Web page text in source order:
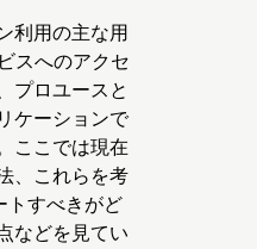
利用の主な用
スへのアクセ
プロユースと
ケーションで
ここでは現在
、これらを考
トすべきがど
などを見てい